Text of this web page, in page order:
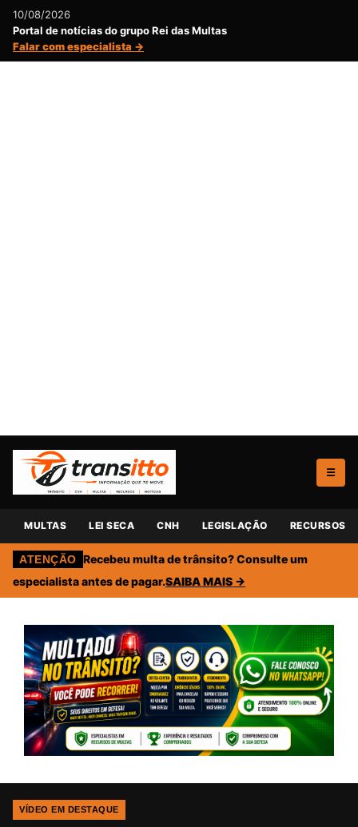
10/08/2026
Portal de notícias do grupo Rei das Multas
Falar com especialista →
☰
MULTAS LEI SECA CNH LEGISLAÇÃO RECURSOS
ATENÇÃO Recebeu multa de trânsito? Consulte um
especialista antes de pagar.SAIBA MAIS →
VÍDEO EM DESTAQUE